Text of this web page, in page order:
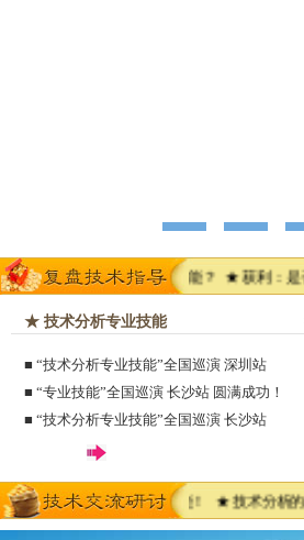
是否达到风控功能？ ★ 获利：是否实现
★ 技术分析专业技能
■“技术分析专业技能”全国巡演 深圳站
■“专业技能”全国巡演 长沙站 圆满成功！
■“技术分析专业技能”全国巡演 长沙站
交易经验及操作技能！ ★ 技术分